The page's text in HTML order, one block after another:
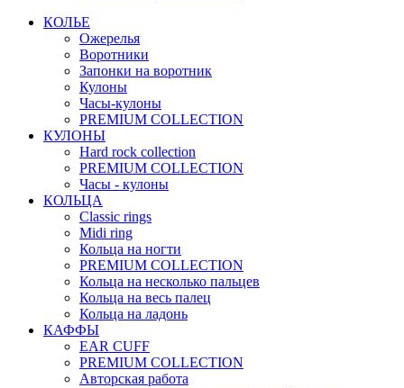
КОЛЬЕ
Ожерелья
Воротники
Запонки на воротник
Кулоны
Часы-кулоны
PREMIUM COLLECTION
КУЛОНЫ
Hard rock collection
PREMIUM COLLECTION
Часы - кулоны
КОЛЬЦА
Classic rings
Midi ring
Кольца на ногти
PREMIUM COLLECTION
Кольца на несколько пальцев
Кольца на весь палец
Кольца на ладонь
КАФФЫ
EAR CUFF
PREMIUM COLLECTION
Авторская работа